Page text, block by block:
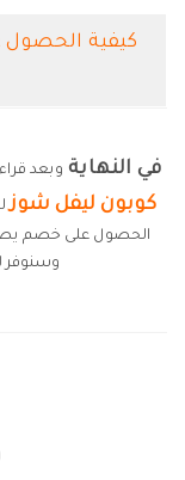
كيفية الحصول
في النهاية وبعد
كوبون ليفل شوز
وسنوفر